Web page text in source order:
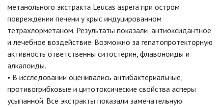
метанольного экстракта Leucas aspera при остром
повреждении печени у крыс индуцированном
тетрахлорметаном. Результаты показали, антиоксидантное
и лечебное воздействие. Возможно за гепатопротекторную
активность ответственны ситостерин, флавоноиды и
алкалоиды.
• В исследовании оценивались антибактериальные,
противогрибковые и цитотоксические свойства асперы
усыпанной. Все экстракты показали замечательную